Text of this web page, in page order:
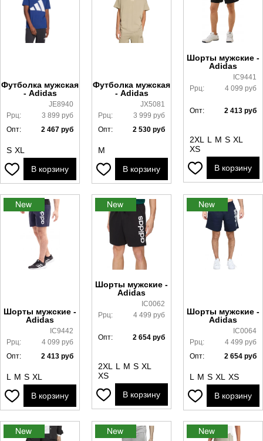
Футболка мужская
- Adidas
JE8940
Ррц:
3 899 руб
Опт:
2 467 руб
S XL
В корзину
Футболка мужская
- Adidas
JX5081
Ррц:
3 999 руб
Опт:
2 530 руб
M
В корзину
Шорты мужские -
Adidas
IC9441
Ррц:
4 099 руб
Опт: 2 413 руб
2XL L M S XL
XS
В корзину
Шорты мужские -
Adidas
IC9442
Ррц:
4 099 руб
Опт:
2 413 руб
L M S XL
В корзину
Шорты мужские -
Adidas
IC0062
Ррц:
4 499 руб
Опт: 2 654 руб
2XL L M S XL
XS
В корзину
Шорты мужские -
Adidas
IC0064
Ррц:
4 499 руб
Опт:
2 654 руб
L M S XL
XS
В корзину